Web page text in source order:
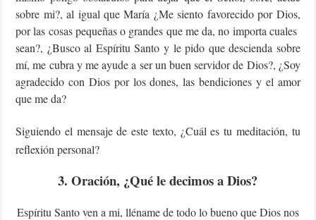
sobre mi?, al igual que María ¿Me siento favorecido por Dios,
por las cosas pequeñas o grandes que me da, no importa cuales
sean?, ¿Busco al Espíritu Santo y le pido que descienda sobre
mí, me cubra y me ayude a ser un buen servidor de Dios?, ¿Soy
agradecido con Dios por los dones, las bendiciones y el amor
que me da?
Siguiendo el mensaje de este texto, ¿Cuál es tu meditación, tu
reflexión personal?
3. Oración, ¿Qué le decimos a Dios?
Espíritu Santo ven a mi, lléname de todo lo bueno que Dios nos